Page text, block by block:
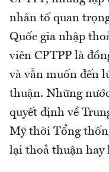
nhân tố quan
Quốc gia nhập
viên CPTPP là
và vẫn muốn đến
thuận. Những
quyết định về
Mỹ thời Tổng
lại thoả thuận hay